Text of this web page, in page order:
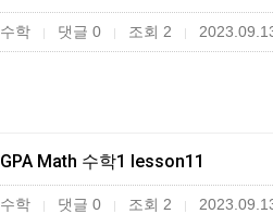
수학 | 댓글 0 | 조회 2 |
GPA Math 수학1 lesson11
수학 | 댓글 0 | 조회 2 |